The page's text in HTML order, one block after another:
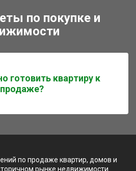
по покупке и
готовить квартиру к
продаже?
по продаже квартир, домов и
рынке недвижимости